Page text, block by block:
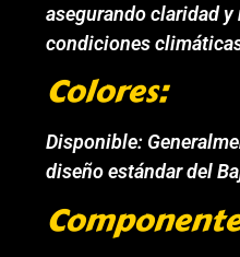
asegurando claridad y
condiciones
Colores:
Disponible:
diseño estándar del